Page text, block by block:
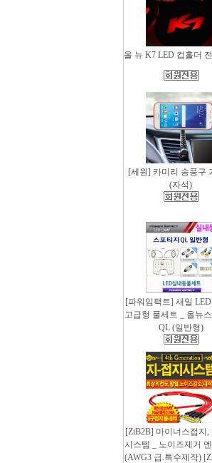
올 뉴 K7 LED 컵홀더
[세원] 카미리 송풍구
(자석)
[파워임팩트] 새일
고급형 풀세트 _ 올뉴
QL (일반형)
[ZiB2B] 마이너스접지,
시스템 _ 노이즈제거 엔
(AWG3 급.특수제작)